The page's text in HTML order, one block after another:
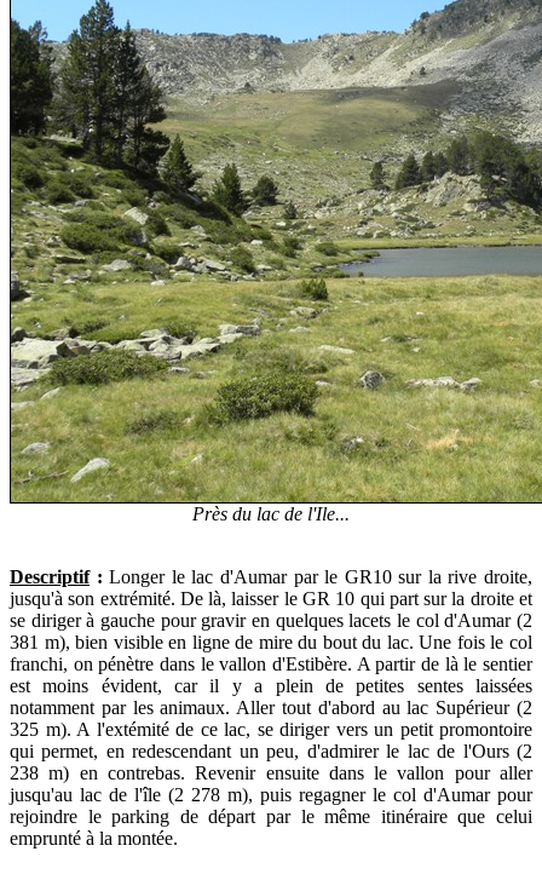
Près du lac de l'Ile...
Descriptif: Longer le lac d'Aumar par le GR10 sur la rive droite,
jusqu'à son extrémité. De là, laisser le GR 10 qui part sur la droite et
se diriger à gauche pour gravir en quelques lacets le col d'Aumar (2
381 m), bien visible en ligne de mire du bout du lac. Une fois le col
franchi, on pénètre dans le vallon d'Estibère. A partir de là le sentier
est moins évident, car il y a plein de petites sentes laissées
notamment par les animaux. Aller tout d'abord au lac Supérieur (2
325 m). A l'extémité de ce lac, se diriger vers un petit promontoire
qui permet, en redescendant un peu, d'admirer le lac de l'Ours (2
238 m) en contrebas. Revenir ensuite dans le vallon pour aller
jusqu'au lac de l'île (2 278 m), puis regagner le col d'Aumar pour
rejoindre le parking de départ par le même itinéraire que celui
emprunté à la montée.